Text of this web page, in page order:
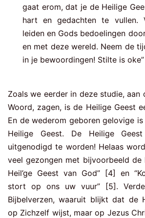
gaat erom, dat je de Heilige
hart en gedachten te vullen.
leiden en Gods bedoelingen
en met deze wereld. Neem de
in je bewoordingen! Stilte is
Zoals we eerder in deze studie, aan
Woord, zagen, is de Heilige Geest
En de wederom geboren gelovige
Heilige Geest. De Heilige
uitgenodigd te worden! Helaas
veel gezongen met bijvoorbeeld de
Heil’ge Geest van God” [4] en
stort op ons uw vuur” [5].
Bijbelverzen, waaruit blijkt dat de
op Zichzelf wijst, maar op Jezus